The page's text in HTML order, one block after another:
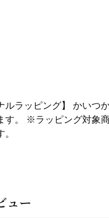
ルラッピング】 かいつ
す。 ※ラッピング対象
ュー